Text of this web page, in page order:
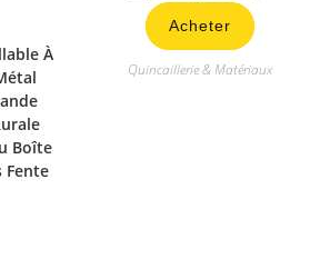
À
Boîte
Fente
Acheter
Quincaillerie & Matériaux